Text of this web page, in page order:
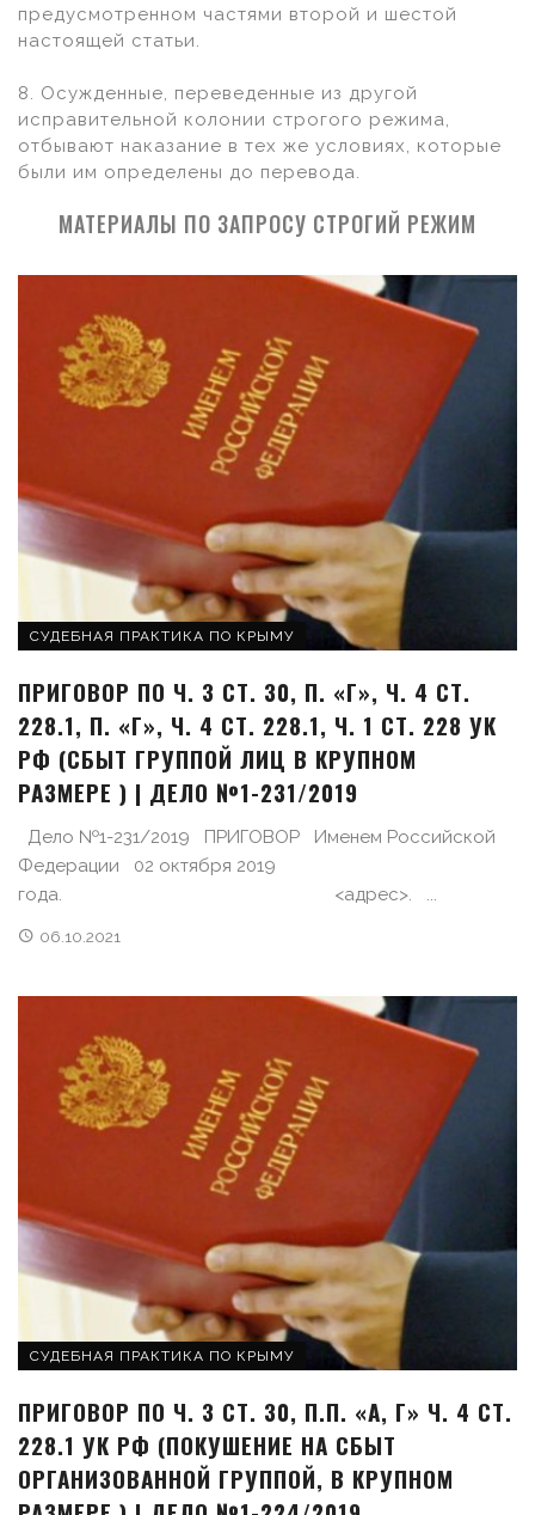
предусмотренном частями второй и шестой
настоящей статьи.
8. Осужденные, переведенные из другой
исправительной колонии строгого режима,
отбывают наказание в тех же условиях, которые
были им определены до перевода.
МАТЕРИАЛЫ ПО ЗАПРОСУ СТРОГИЙ РЕЖИМ
СУДЕБНАЯ ПРАКТИКА ПО КРЫМУ
ПРИГОВОР ПО Ч. 3 СТ. 30, П. «Г», Ч. 4 СТ.
228.1, П. «Г», Ч. 4 СТ. 228.1, Ч. 1 СТ. 228 УК
РФ (СБЫТ ГРУППОЙ ЛИЦ В КРУПНОМ
РАЗМЕРЕ ) | ДЕЛО №1-231/2019
Дело №1-231/2019 ПРИГОВОР Именем Российской
Федерации 02 октября 2019
года. <адрес>. ...
06.10.2021
СУДЕБНАЯ ПРАКТИКА ПО КРЫМУ
ПРИГОВОР ПО Ч. 3 СТ. 30, П.П. «А, Г» Ч. 4 СТ.
228.1 УК РФ (ПОКУШЕНИЕ НА СБЫТ
ОРГАНИЗОВАННОЙ ГРУППОЙ, В КРУПНОМ